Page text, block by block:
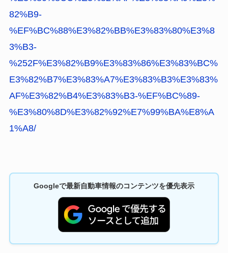
82%B9-
%EF%BC%88%E3%82%BB%E3%83%80%E3%8
3%B3-
%252F%E3%82%B9%E3%83%86%E3%83%BC%
E3%82%B7%E3%83%A7%E3%83%B3%E3%83%
AF%E3%82%B4%E3%83%B3-%EF%BC%89-
%E3%80%8D%E3%82%92%E7%99%BA%E8%A
1%A8/
Googleで最新自動車情報のコンテンツを優先表示